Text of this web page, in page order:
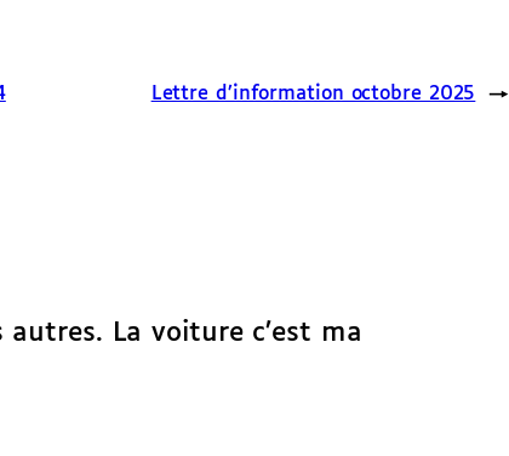
Lettre d’information octobre 2025 →
autres. La voiture c’est ma